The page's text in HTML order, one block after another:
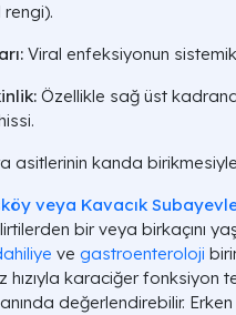
rengi).
Viral enfeksiyonun
Özellikle sağ üst
asitlerinin kanda birikmesiyle
veya Kavacık
bir veya birkaçını
ve gastroenteroloji
karaciğer fonksiyon
değerlendirebilir.